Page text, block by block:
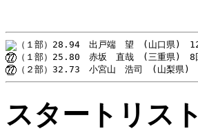
スタートリスト